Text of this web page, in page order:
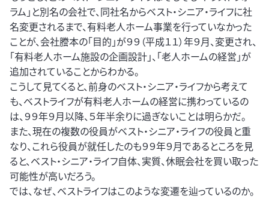
ラム」と別名の会社で、同社名からベスト・シニア・ライフに社
名変更されるまで、有料老人ホーム事業を行っていなかった
ことが、会社謄本の「目的」が９９（平成１１）年９月、変更され、
「有料老人ホーム施設の企画設計」、「老人ホームの経営」が
追加されていることからわかる。
こうして見てくると、前身のベスト・シニア・ライフから考えて
も、ベストライフが有料老人ホームの経営に携わっているの
は、９９年９月以降、５年半余りに過ぎないことは明らかだ。
また、現在の複数の役員がベスト・シニア・ライフの役員と重
なり、これら役員が就任したのも９９年９月であるところを見
ると、ベスト・シニア・ライフ自体、実質、休眠会社を買い取った
可能性が高いだろう。
では、なぜ、ベストライフはこのような変遷を辿っているのか。